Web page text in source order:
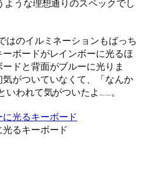
ような理想通りのスペックでし
はのイルミネーションもばっち
ボードがレインボーに光るほ
ドと背面がブルーに光りま
がついていなくて、「なんか
いわれて気がついたよ……。
るキーボード